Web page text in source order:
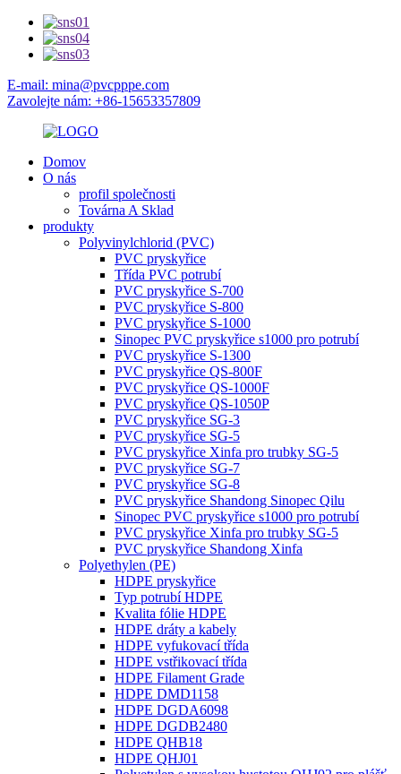
E-mail: mina@pvcpppe.com
Zavolejte nám: +86-15653357809
Domov
O nás
profil společnosti
Továrna A Sklad
produkty
Polyvinylchlorid (PVC)
PVC pryskyřice
Třída PVC potrubí
PVC pryskyřice S-700
PVC pryskyřice S-800
PVC pryskyřice S-1000
Sinopec PVC pryskyřice s1000 pro potrubí
PVC pryskyřice S-1300
PVC pryskyřice QS-800F
PVC pryskyřice QS-1000F
PVC pryskyřice QS-1050P
PVC pryskyřice SG-3
PVC pryskyřice SG-5
PVC pryskyřice Xinfa pro trubky SG-5
PVC pryskyřice SG-7
PVC pryskyřice SG-8
PVC pryskyřice Shandong Sinopec Qilu
Sinopec PVC pryskyřice s1000 pro potrubí
PVC pryskyřice Xinfa pro trubky SG-5
PVC pryskyřice Shandong Xinfa
Polyethylen (PE)
HDPE pryskyřice
Typ potrubí HDPE
Kvalita fólie HDPE
HDPE dráty a kabely
HDPE vyfukovací třída
HDPE vstřikovací třída
HDPE Filament Grade
HDPE DMD1158
HDPE DGDA6098
HDPE DGDB2480
HDPE QHB18
HDPE QHJ01